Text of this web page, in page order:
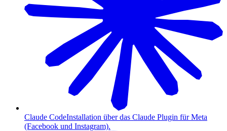
Claude CodeInstallation über das Claude Plugin für Meta
(Facebook und Instagram).